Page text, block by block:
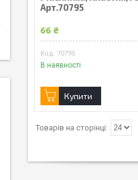
Арт.70795
66 ₴
70795
В наявності
Купити